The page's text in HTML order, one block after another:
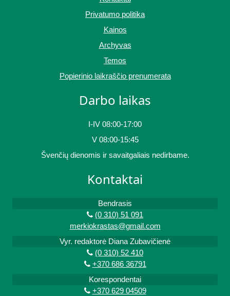
Privatumo politika
Kainos
Archyvas
Temos
Popierinio laikraščio prenumerata
Darbo laikas
I-IV 08:00-17:00
V 08:00-15:45
Švenčių dienomis ir savaitgaliais nedirbame.
Kontaktai
Bendrasis
(0 310) 51 091
merkiokrastas@gmail.com
Vyr. redaktorė Diana Zubavičienė
(0 310) 52 410
+370 686 36791
Korespondentai
+370 629 04509